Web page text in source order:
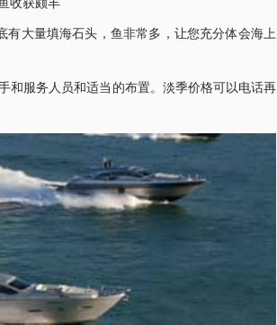
大量填海石头，鱼非常多，让您充分体会海上
和服务人员和适当的布置。淡季价格可以电话再